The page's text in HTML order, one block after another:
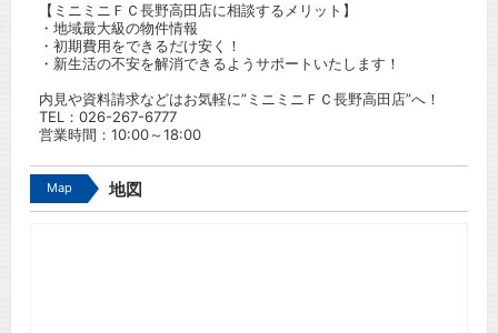
【ミニミニＦＣ長野高田店に相談するメリット】
・地域最大級の物件情報
・初期費用をできるだけ安く！
・新生活の不安を解消できるようサポートいたします！
内見や資料請求などはお気軽に”ミニミニＦＣ長野高田店”へ！
TEL： 026-267-6777
営業時間：10:00～18:00
Map 地図